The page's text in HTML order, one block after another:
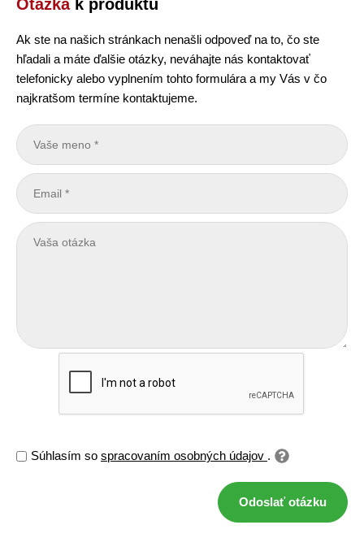
Otázkak produktu
Ak ste na našich stránkach nenašli odpoveď na to, čo ste
hľadali a máte ďalšie otázky, neváhajte nás kontaktovať
telefonicky alebo vyplnením tohto formulára a my Vás v čo
najkratšom termíne kontaktujeme.
Súhlasím so spracovaním osobných údajov .
Odoslať otázku